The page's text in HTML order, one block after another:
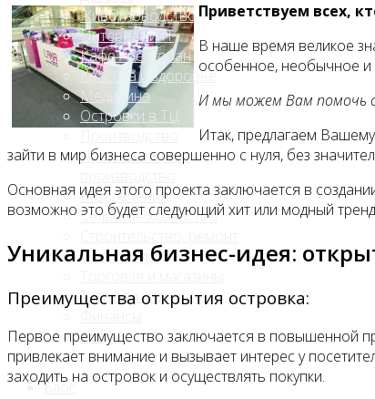
Животноводство
Интернет и IT
Кафе / ресторан
Красота и здоровье
Медицина
Островки в ТЦ
Промышленное
Развлечения
Сельское хозяйство
Сфера услуг
Туризм и отдых
Хобби
Блог
Приветствуем всех,
В наше время великое
особенное, необычное и
И мы можем Вам помочь
Итак, предлагаем
зайти в мир бизнеса совершенно с нуля, без
Основная идея этого проекта заключается в
возможно это будет следующий хит или модный
Уникальная бизнес-идея:
Преимущества открытия островка:
Первое преимущество заключается в повышенной
привлекает внимание и вызывает интерес у
заходить на островок и осуществлять покупки.